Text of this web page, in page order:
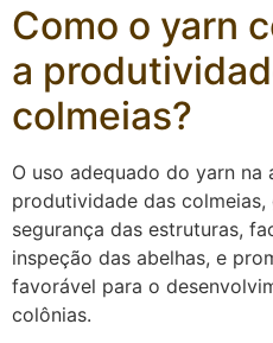
Como o yarn
a
colmeias?
O uso adequado do yarn
produtividade das
segurança das estruturas,
inspeção das abelhas, e
favorável para o
colônias.